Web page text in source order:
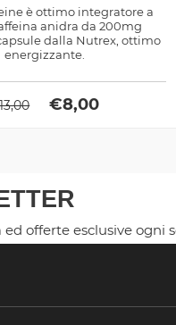
è ottimo integratore a
anidra da 200mg
dalla Nutrex, ottimo
energizzante.
13,00 €8,00
offerte esclusive ogni